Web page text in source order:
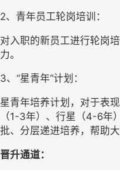
2、青年员工轮岗培训：
对入职的新员工进行轮岗
力。
3、“星青年”计划：
星青年培养计划，对于表
（1-3年）、行星（4-6年
批、分层递进培养，帮助
晋升通道：